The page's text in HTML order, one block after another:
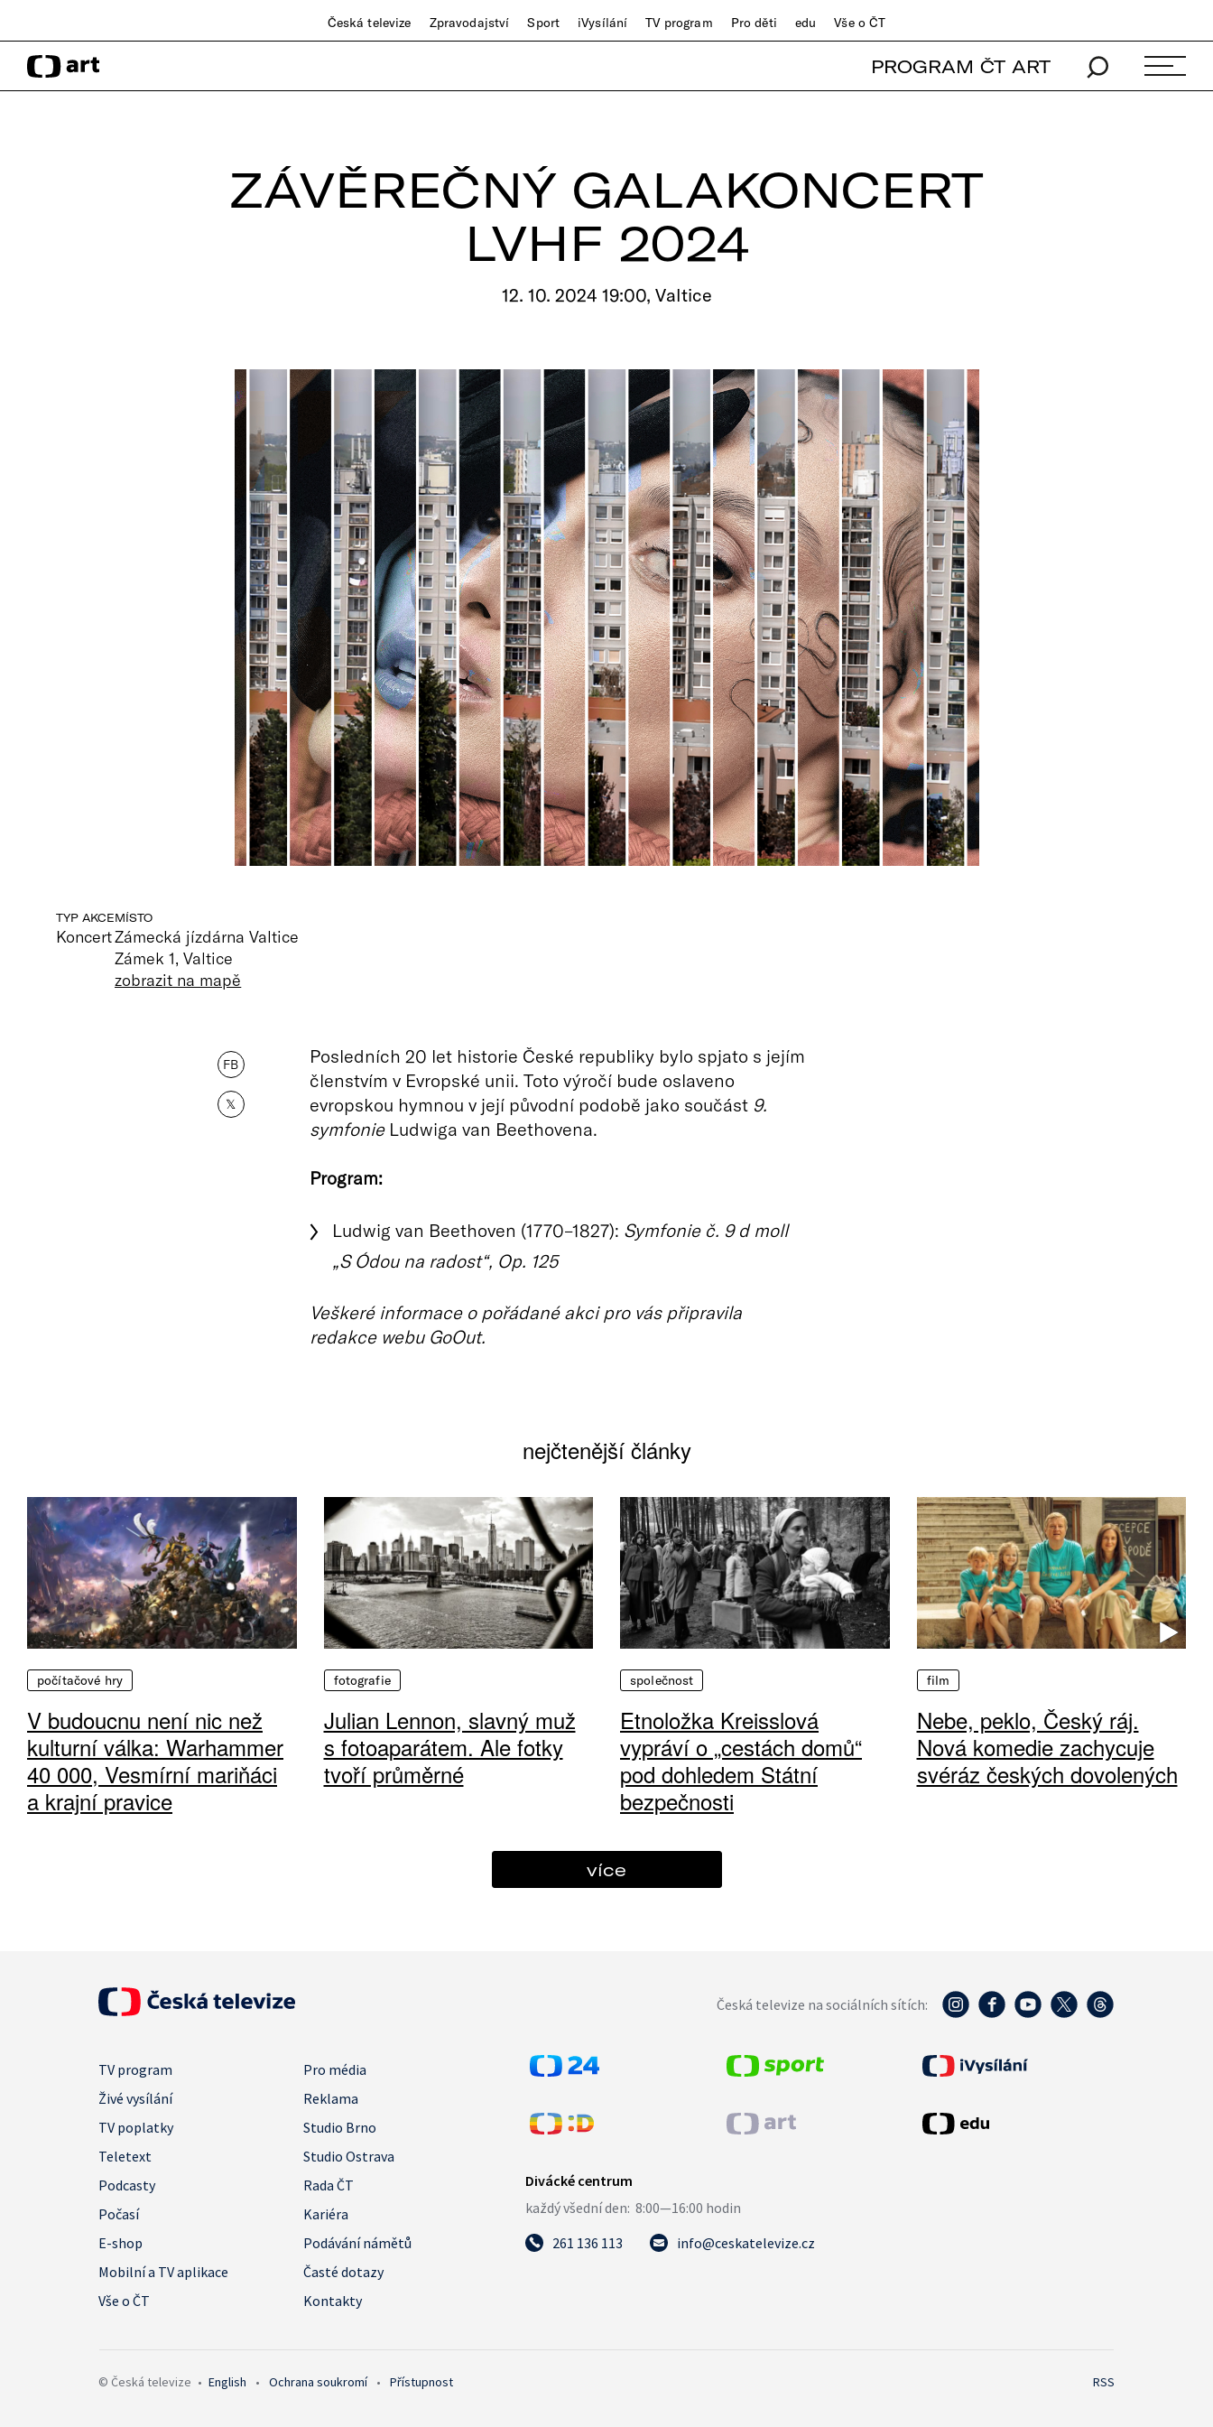
Česká televize Zpravodajství Sport iVysílání TV program Pro děti edu Vše o ČT
PROGRAM ČT ART
ZÁVĚREČNÝ GALAKONCERT
LVHF 2024
12. 10. 2024 19:00, Valtice
TYP AKCE
Koncert
MÍSTO
Zámecká jízdárna Valtice
Zámek 1, Valtice
zobrazit na mapě
FB
𝕏
Posledních 20 let historie České republiky bylo spjato s jejím
členstvím v Evropské unii. Toto výročí bude oslaveno
evropskou hymnou v její původní podobě jako součást 9.
symfonieLudwiga van Beethovena.
Program:
Ludwig van Beethoven (1770–1827): Symfonie č. 9 d moll
„S Ódou na radost“, Op. 125
Veškeré informace o pořádané akci pro vás připravila
redakce webu GoOut.
nejčtenější články
počítačové hry
V budoucnu není nic než
kulturní válka: Warhammer
40 000, Vesmírní mariňáci
a krajní pravice
fotografie
Julian Lennon, slavný muž
s fotoaparátem. Ale fotky
tvoří průměrné
společnost
Etnoložka Kreisslová
vypráví o „cestách domů“
pod dohledem Státní
bezpečnosti
film
Nebe, peklo, Český ráj.
Nová komedie zachycuje
svéráz českých dovolených
více
Česká televize na sociálních sítích:
TV program
Pro média
Živé vysílání
Reklama
TV poplatky
Studio Brno
Teletext
Studio Ostrava
Podcasty
Rada ČT
Počasí
Kariéra
E-shop
Podávání námětů
Mobilní a TV aplikace
Časté dotazy
Vše o ČT
Kontakty
261 136 113 info@ceskatelevize.cz
© Česká televize • English • Ochrana soukromí • Přístupnost RSS